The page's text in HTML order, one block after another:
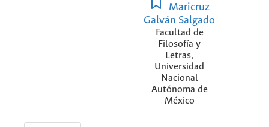
Maricruz
Galván Salgado
Facultad de
Filosofía y
Letras,
Universidad
Nacional
Autónoma de
México